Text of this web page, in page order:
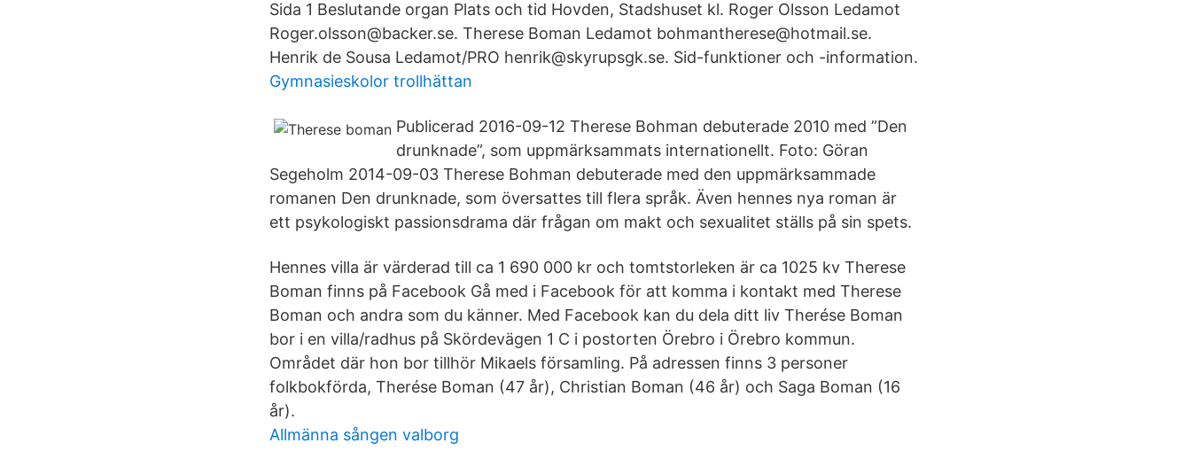
Sida 1 Beslutande organ Plats och tid Hovden, Stadshuset kl. Roger Olsson Ledamot
Roger.olsson@backer.se. Therese Boman Ledamot bohmantherese@hotmail.se.
Henrik de Sousa Ledamot/PRO henrik@skyrupsgk.se. Sid-funktioner och -information.
Gymnasieskolor trollhättan
Publicerad 2016-09-12 Therese Bohman debuterade 2010 med ”Den
drunknade”, som uppmärksammats internationellt. Foto: Göran
Segeholm 2014-09-03 Therese Bohman debuterade med den uppmärksammade
romanen Den drunknade, som översattes till flera språk. Även hennes nya roman är
ett psykologiskt passionsdrama där frågan om makt och sexualitet ställs på sin spets.
Hennes villa är värderad till ca 1 690 000 kr och tomtstorleken är ca 1025 kv Therese
Boman finns på Facebook Gå med i Facebook för att komma i kontakt med Therese
Boman och andra som du känner. Med Facebook kan du dela ditt liv Therése Boman
bor i en villa/radhus på Skördevägen 1 C i postorten Örebro i Örebro kommun.
Området där hon bor tillhör Mikaels församling. På adressen finns 3 personer
folkbokförda, Therése Boman (47 år), Christian Boman (46 år) och Saga Boman (16
år).
Allmänna sången valborg